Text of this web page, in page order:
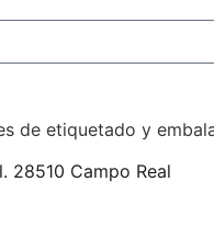
de etiquetado y
28510 Campo Real